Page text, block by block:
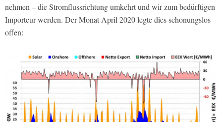
nehmen – die Stromflussrichtung umkehrt und wir zum bedürftigen
Importeur werden. Der Monat April 2020 legte dies schonungslos
offen: